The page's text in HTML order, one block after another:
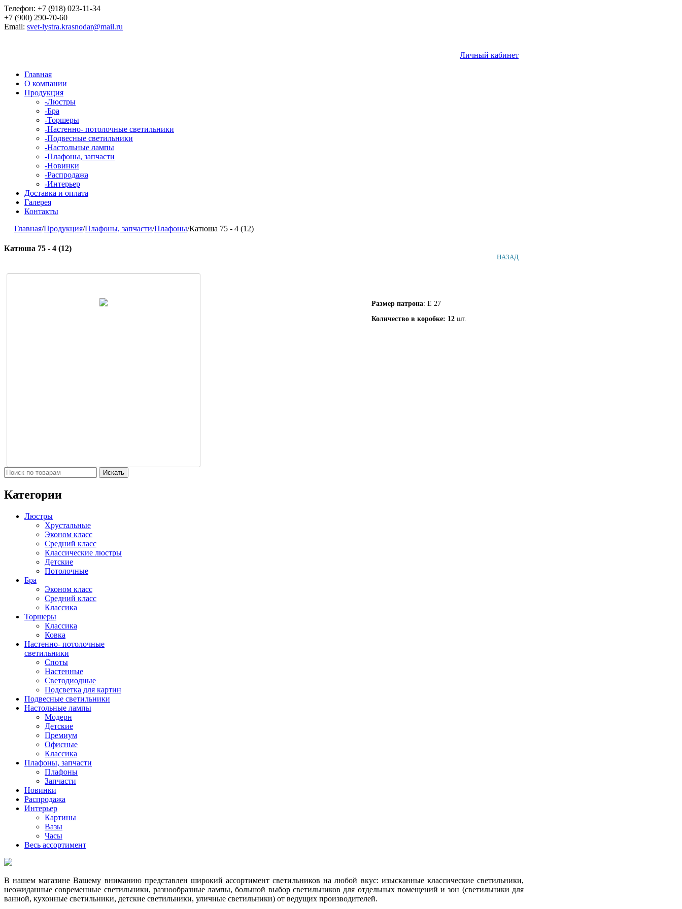
Телефон: +7 (918) 023-11-34
+7 (900) 290-70-60
Email: svet-lystra.krasnodar@mail.ru
Личный кабинет
Главная
О компании
Продукция
-Люстры
-Бра
-Торшеры
-Настенно- потолочные светильники
-Подвесные светильники
-Настольные лампы
-Плафоны, запчасти
-Новинки
-Распродажа
-Интерьер
Доставка и оплата
Галерея
Контакты
Главная/Продукция/Плафоны, запчасти/Плафоны/Катюша 75 - 4 (12)
НАЗАД
Катюша 75 - 4 (12)
Размер патрона: Е 27
Количество в коробке: 12 шт.
Искать
Категории
Люстры
Хрустальные
Эконом класс
Средний класс
Классические люстры
Детские
Потолочные
Бра
Эконом класс
Средний класс
Классика
Торшеры
Классика
Ковка
Настенно- потолочные
светильники
Споты
Настенные
Светодиодные
Подсветка для картин
Подвесные светильники
Настольные лампы
Модерн
Детские
Премиум
Офисные
Классика
Плафоны, запчасти
Плафоны
Запчасти
Новинки
Распродажа
Интерьер
Картины
Вазы
Часы
Весь ассортимент
В нашем магазине Вашему вниманию представлен широкий ассортимент светильников на любой вкус: изысканные классические светильники,
неожиданные современные светильники, разнообразные лампы, большой выбор светильников для отдельных помещений и зон (светильники для
ванной, кухонные светильники, детские светильники, уличные светильники) от ведущих производителей.